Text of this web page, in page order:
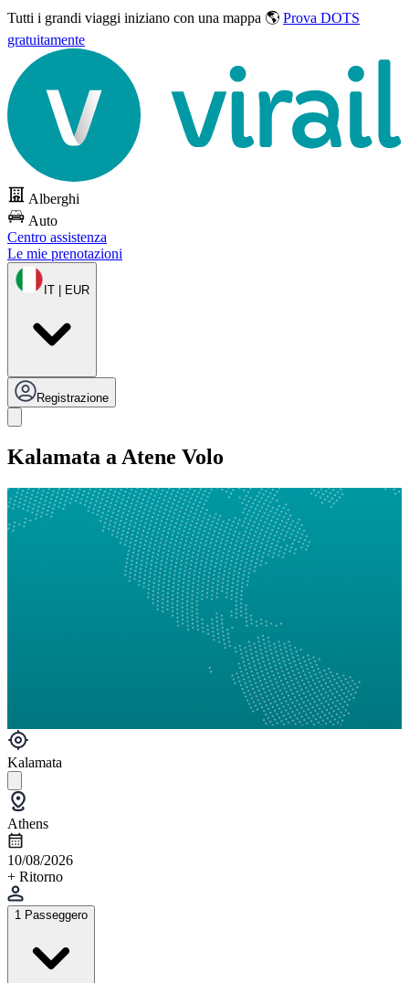
Tutti i grandi viaggi iniziano con una mappa 🌎 Prova DOTS
gratuitamente
Alberghi
Auto
Centro assistenza
Le mie prenotazioni
IT | EUR
Registrazione
Kalamata a Atene Volo
Kalamata
Athens
10/08/2026
+ Ritorno
1 Passeggero